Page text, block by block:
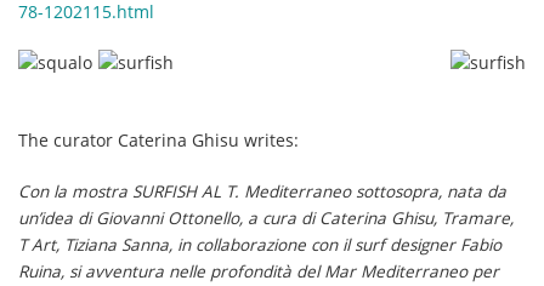
78-1202115.html
The curator Caterina Ghisu writes:
Con la mostra SURFISH AL T. Mediterraneo sottosopra, nata da
un’idea di Giovanni Ottonello, a cura di Caterina Ghisu, Tramare,
T Art, Tiziana Sanna, in collaborazione con il surf designer Fabio
Ruina, si avventura nelle profondità del Mar Mediterraneo per